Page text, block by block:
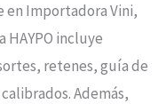
en Importadora Vini,
HAYPO incluye
retenes, guía de
Además,